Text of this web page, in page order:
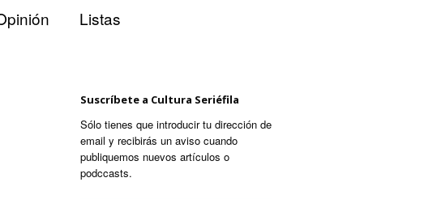
Listas
Suscríbete a Cultura Seriéfila
Sólo tienes que introducir tu dirección de
email y recibirás un aviso cuando
publiquemos nuevos artículos o
podccasts.